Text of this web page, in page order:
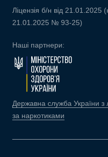
Ліцензія б/н від 21.01.2025
21.01.2025 № 93-25)
Наші партнери:
Державна служба України з
за наркотиками